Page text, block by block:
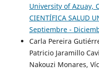
University of Azuay,
CIENTÍFICA SALUD
Septiembre -
Carla Pereira
Patricio Jaramillo
Nakouzi Monares,